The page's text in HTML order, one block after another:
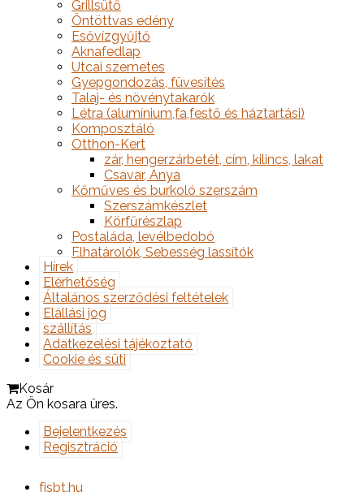
Grillsütő
Öntöttvas edény
Esővízgyűjtő
Aknafedlap
Utcai szemetes
Gyepgondozás, füvesítés
Talaj- és növénytakarók
Létra (alumínium,fa,festő és háztartási)
Komposztáló
Otthon-Kert
zár, hengerzárbetét, cím, kilincs, lakat
Csavar, Anya
Kőműves és burkoló szerszám
Szerszámkészlet
Körfűrészlap
Postaláda, levélbedobó
Elhatárolók, Sebesség lassítók
Hírek
Elérhetőség
Általános szerződési feltételek
Elállási jog
szállítás
Adatkezelési tájékoztató
Cookie és süti
Kosár
Az Ön kosara üres.
Bejelentkezés
Regisztráció
fjsbt.hu